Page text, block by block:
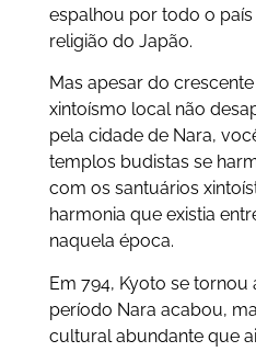
espalhou por todo o
religião do Japão.
Mas apesar do
xintoísmo local não
pela cidade de Nara,
templos budistas se
com os santuários
harmonia que existia
naquela época.
Em 794, Kyoto se tornou
período Nara acabou,
cultural abundante que